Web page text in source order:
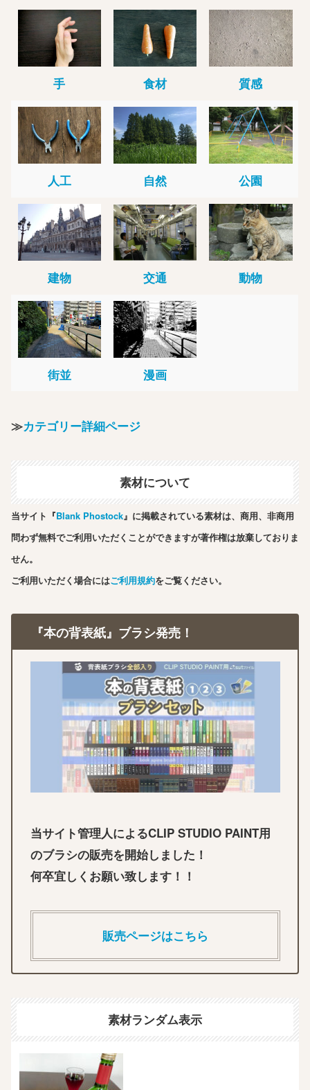
手 食材 質感
人工 自然 公園
建物 交通 動物
街並 漫画
≫カテゴリー詳細ページ
素材について
当サイト『Blank Phostock』に掲載されている素材は、商用、非商用
問わず無料でご利用いただくことができますが著作権は放棄しておりま
せん。
ご利用いただく場合にはご利用規約をご覧ください。
『本の背表紙』ブラシ発売！
当サイト管理人によるCLIP STUDIO PAINT用
のブラシの販売を開始しました！
何卒宜しくお願い致します！！
販売ページはこちら
素材ランダム表示